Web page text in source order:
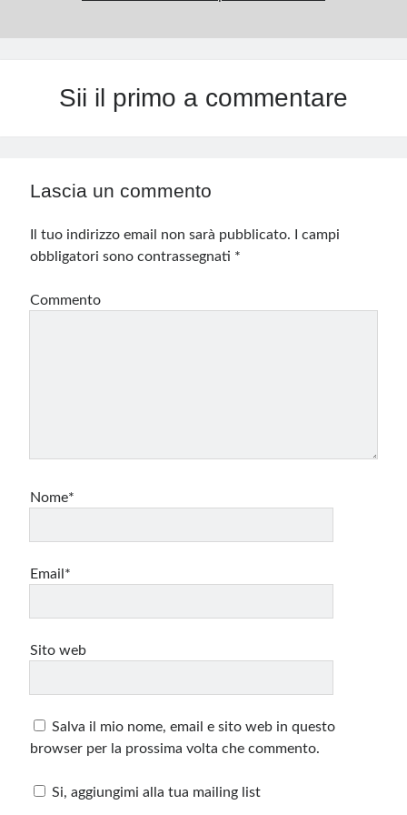
Sii il primo a commentare
Lascia un commento
Il tuo indirizzo email non sarà pubblicato.
I campi
obbligatori sono contrassegnati *
Commento
Nome*
Email*
Sito web
Salva il mio nome, email e sito web in questo
browser per la prossima volta che commento.
Si, aggiungimi alla tua mailing list